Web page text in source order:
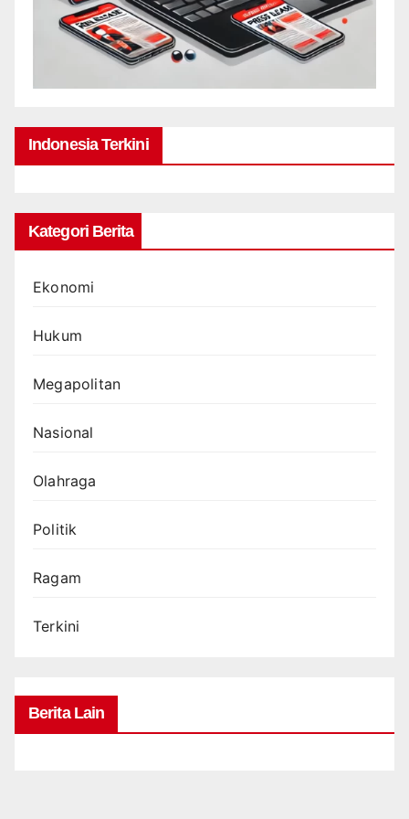
Indonesia Terkini
Kategori Berita
Ekonomi
Hukum
Megapolitan
Nasional
Olahraga
Politik
Ragam
Terkini
Berita Lain